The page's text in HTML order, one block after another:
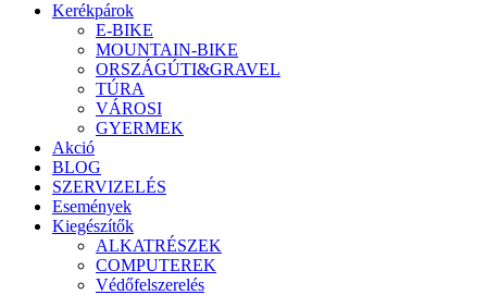
Kerékpárok
E-BIKE
MOUNTAIN-BIKE
ORSZÁGÚTI&GRAVEL
TÚRA
VÁROSI
GYERMEK
Akció
BLOG
SZERVIZELÉS
Események
Kiegészítők
ALKATRÉSZEK
COMPUTEREK
Védőfelszerelés